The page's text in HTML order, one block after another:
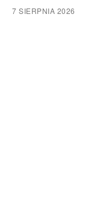
7 SIERPNIA 2026